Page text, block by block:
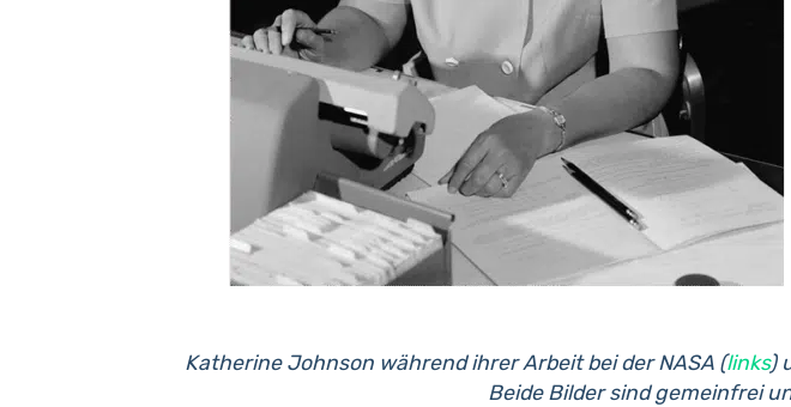
Katherine Johnson während ihrer Arbeit bei der NASA (links)
Beide Bilder sind gemeinfrei